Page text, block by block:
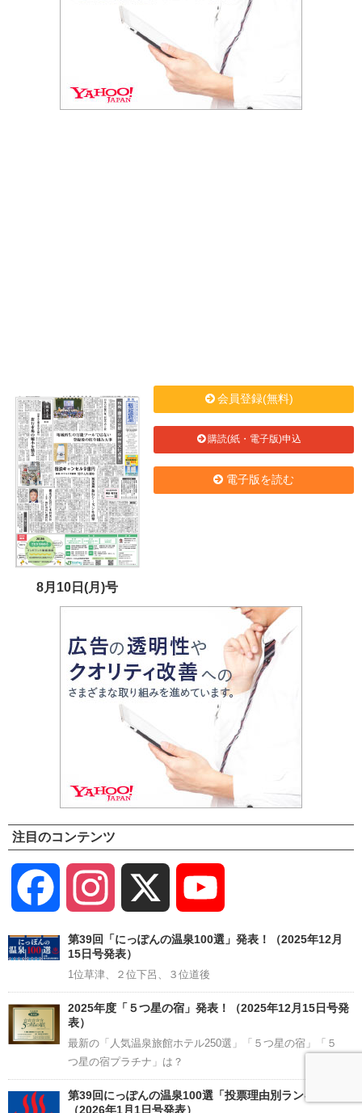
8月10日(月)号
会員登録(無料)
購読(紙・電子版)申込
電子版を読む
注目のコンテンツ
Facebook Instagram
Channel
第39回「にっぽんの温泉100選」発表！（2025年12月
15日号発表）
1位草津、２位下呂、３位道後
2025年度「５つ星の宿」発表！（2025年12月15日号発
表）
最新の「人気温泉旅館ホテル250選」「５つ星の宿」「５
つ星の宿プラチナ」は？
第39回にっぽんの温泉100選「投票理由別ランキング 」
（2026年1月1日号発表）